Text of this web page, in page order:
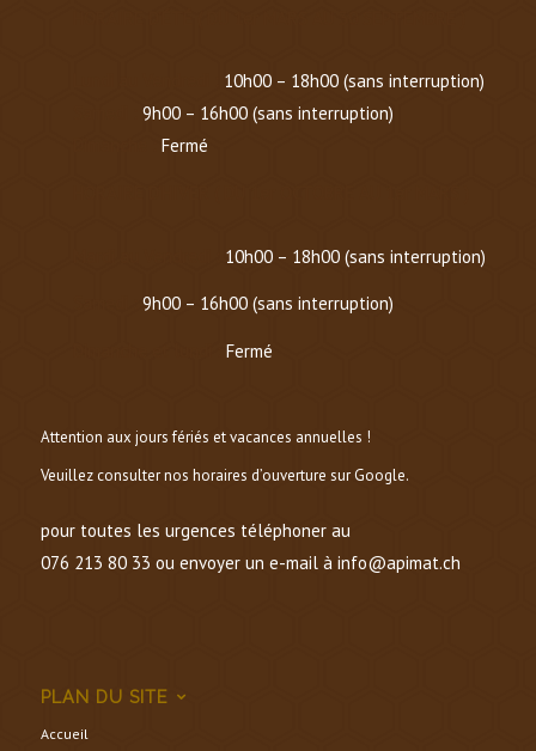
10h00 – 18h00 (sans interruption)
9h00 – 16h00 (sans interruption)
Fermé
10h00 – 18h00 (sans interruption)
9h00 – 16h00 (sans interruption)
Fermé
Attention aux jours fériés et vacances annuelles !
Veuillez consulter nos horaires d’ouverture sur Google.
pour toutes les urgences téléphoner au
076 213 80 33 ou envoyer un e-mail à info@apimat.ch
PLAN DU SITE
Accueil